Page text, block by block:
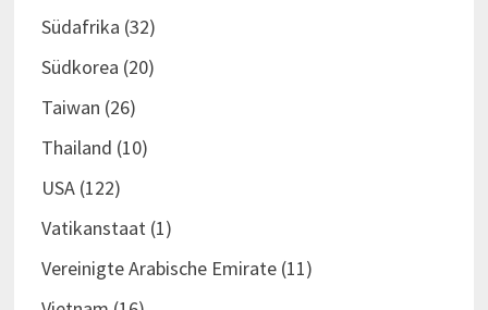
Südafrika (32)
Südkorea (20)
Taiwan (26)
Thailand (10)
USA(122)
Vatikanstaat(1)
Vereinigte Arabische Emirate(11)